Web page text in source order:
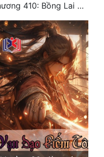
Chương 410: Bồng Lai đại tiên An Khi Sinh (2)